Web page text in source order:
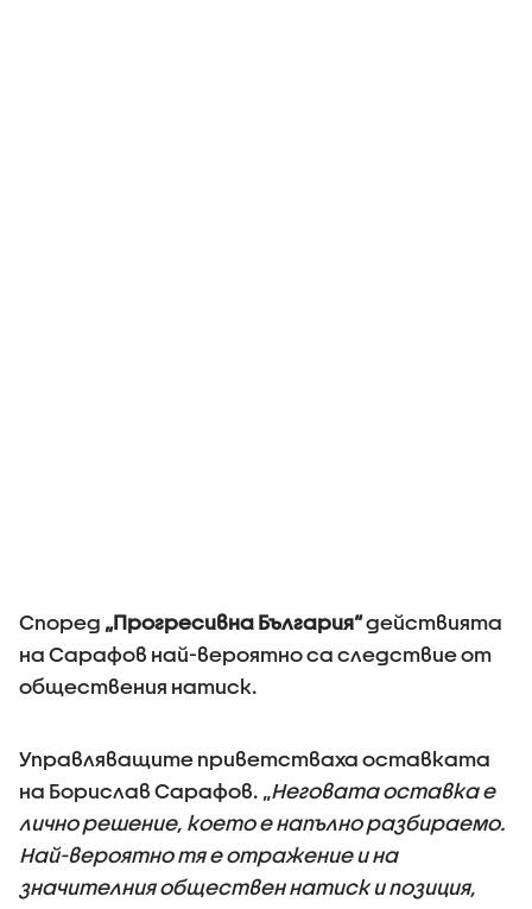
Според „Прогресивна България“действията
на Сарафов най-вероятно са следствие от
обществения натиск.
Управляващите приветстваха оставката
на Борислав Сарафов. „Неговата оставка е
лично решение, което е напълно разбираемо.
Най-вероятно тя е отражение и на
значителния обществен натиск и позиция,